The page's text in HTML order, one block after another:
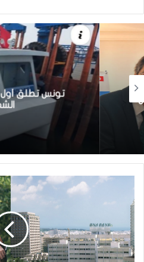
تونس تطلق أول قارب صيد
الشمسية في